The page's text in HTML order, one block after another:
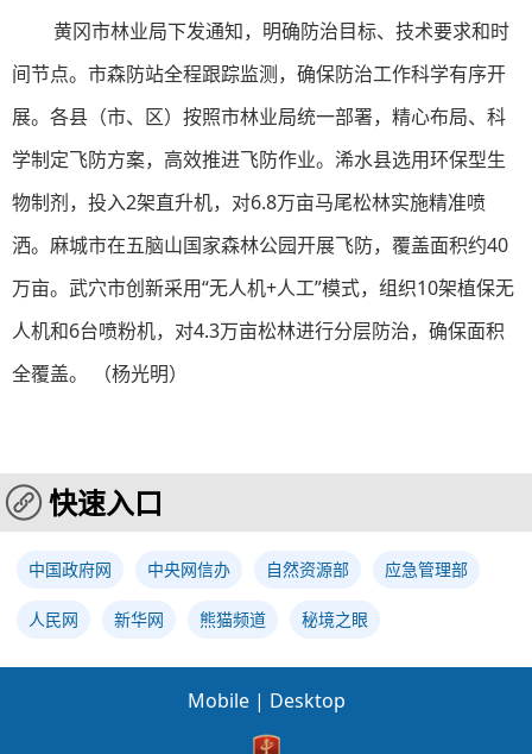
黄冈市林业局下发通知，明确防治目标、技术要求和时
间节点。市森防站全程跟踪监测，确保防治工作科学有序开
展。各县（市、区）按照市林业局统一部署，精心布局、科
学制定飞防方案，高效推进飞防作业。浠水县选用环保型生
物制剂，投入2架直升机，对6.8万亩马尾松林实施精准喷
洒。麻城市在五脑山国家森林公园开展飞防，覆盖面积约40
万亩。武穴市创新采用“无人机+人工”模式，组织10架植保无
人机和6台喷粉机，对4.3万亩松林进行分层防治，确保面积
全覆盖。 （杨光明）
快速入口
中国政府网 中央网信办 自然资源部 应急管理部
人民网 新华网 熊猫频道 秘境之眼
Mobile | Desktop